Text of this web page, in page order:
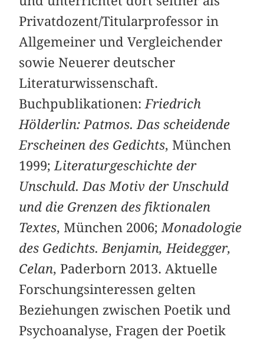
Privatdozent/Titularprofessor in
Allgemeiner und Vergleichender
sowie Neuerer deutscher
Literaturwissenschaft.
Buchpublikationen: Friedrich
Hölderlin: Patmos. Das scheidende
Erscheinen des Gedichts, München
1999; Literaturgeschichte der
Unschuld. Das Motiv der Unschuld
und die Grenzen des fiktionalen
Textes, München 2006; Monadologie
des Gedichts. Benjamin, Heidegger,
Celan, Paderborn 2013. Aktuelle
Forschungsinteressen gelten
Beziehungen zwischen Poetik und
Psychoanalyse, Fragen der Poetik